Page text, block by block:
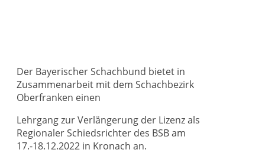
Der Bayerischer Schachbund bietet in
Zusammenarbeit mit dem Schachbezirk
Oberfranken einen
Lehrgang zur Verlängerung der Lizenz als
Regionaler Schiedsrichter des BSB am
17.-18.12.2022 in Kronach an.